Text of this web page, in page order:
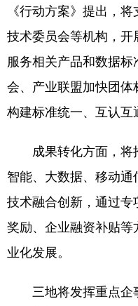
Русский язык
Deutsch
《行动方案》提出，
技术委员会等机构，
服务相关产品和数据
会、产业联盟加快团体
构建标准统一、互认互
成果转化方面，将
智能、大数据、移动
技术融合创新，通过
奖励、企业融资补贴
业化发展。
三地将发挥重点企